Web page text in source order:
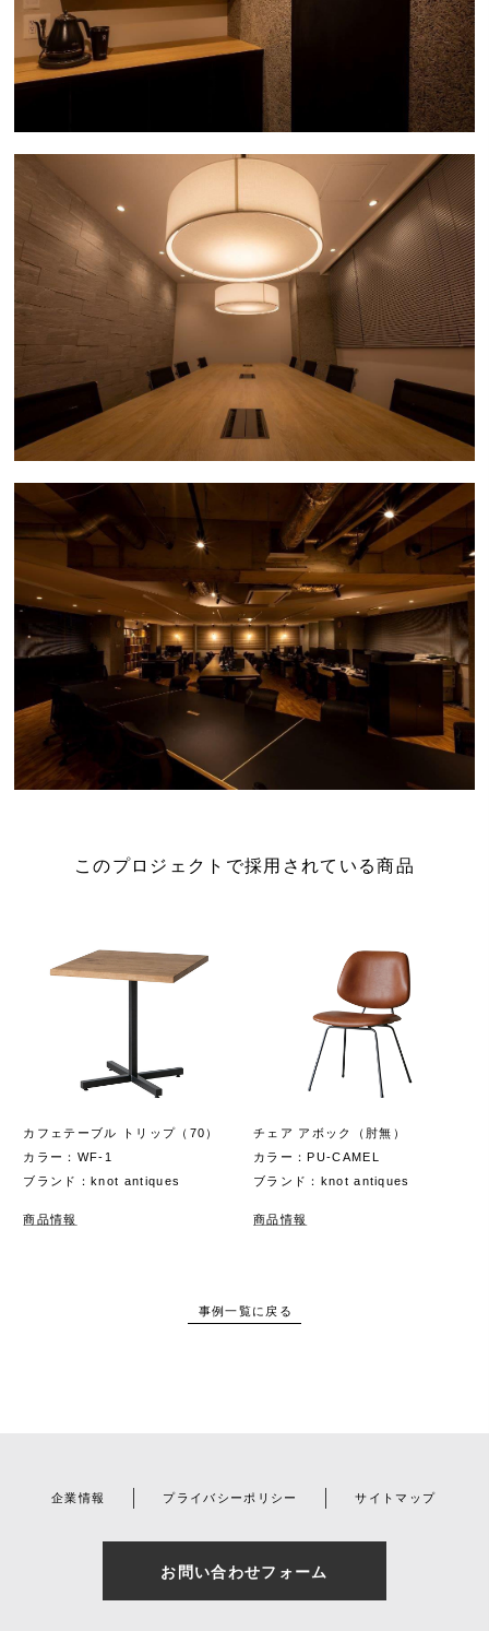
このプロジェクトで採用されている商品
カフェテーブル トリップ（70）
カラー：WF-1
ブランド：knot antiques
商品情報
チェア アボック（肘無）
カラー：PU-CAMEL
ブランド：knot antiques
商品情報
事例一覧に戻る
企業情報 プライバシーポリシー サイトマップ
お問い合わせフォーム